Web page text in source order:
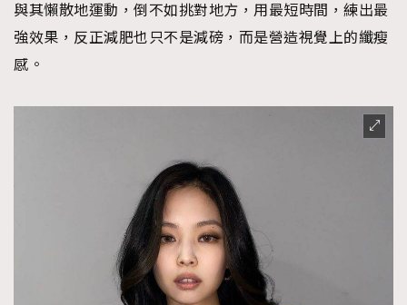
與其懶散地運動，倒不如挑對地方，用最短時間，練出最
強效果，反正減肥也只不是減磅，而是營造視覺上的纖瘦
感。